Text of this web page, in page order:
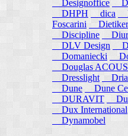
Designoffice
DHPH
dica
Foscarini
Dietiker
Discipline
DLV Design
Domaniecki
Douglas
Dresslight
Dune
Dune
DURAVIT
Dux International
Dynamobel